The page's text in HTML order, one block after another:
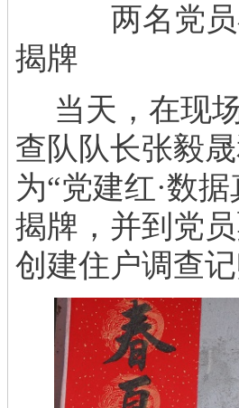
两名党员
揭牌
当天，在现
查队队长张毅
为“党建红·数
揭牌，并到党
创建住户调查